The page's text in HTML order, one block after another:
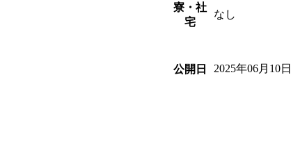
寮・社
宅
なし
公開日 2025年06月10日